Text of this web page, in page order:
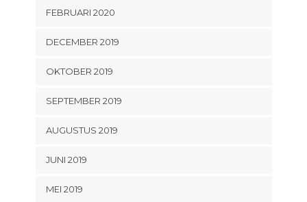
FEBRUARI 2020
DECEMBER 2019
OKTOBER 2019
SEPTEMBER 2019
AUGUSTUS 2019
JUNI 2019
MEI 2019